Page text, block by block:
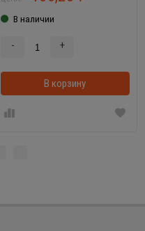
В наличии
- +
В корзину